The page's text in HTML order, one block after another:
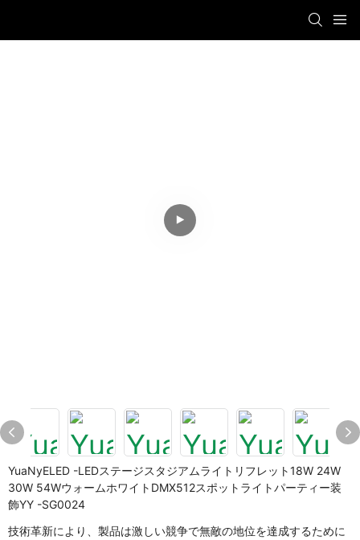
YuaNyELED -LEDステージスタジアムライトリフレット18W 24W
30W 54WウォームホワイトDMX512スポットライトパーティー装
飾YY -SG0024
技術革新により、製品は激しい競争で無敵の地位を達成するために